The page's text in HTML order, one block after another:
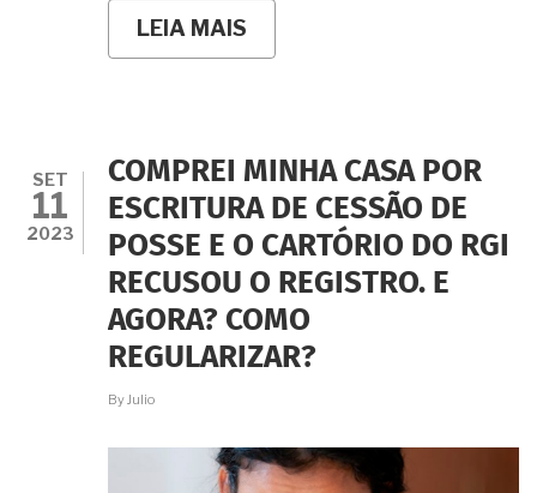
LEIA MAIS
VOCÊ
O
PRAZO
PARA
USUCAPIÃO
A
LEI
PERMITE
AO
INTERESSADO
A
SOMA
POSSE?
SET
11
2023
COMPREI MINHA CASA POR
ESCRITURA DE CESSÃO DE
POSSE E O CARTÓRIO DO RGI
RECUSOU O REGISTRO. E
AGORA? COMO
REGULARIZAR?
ByJulio